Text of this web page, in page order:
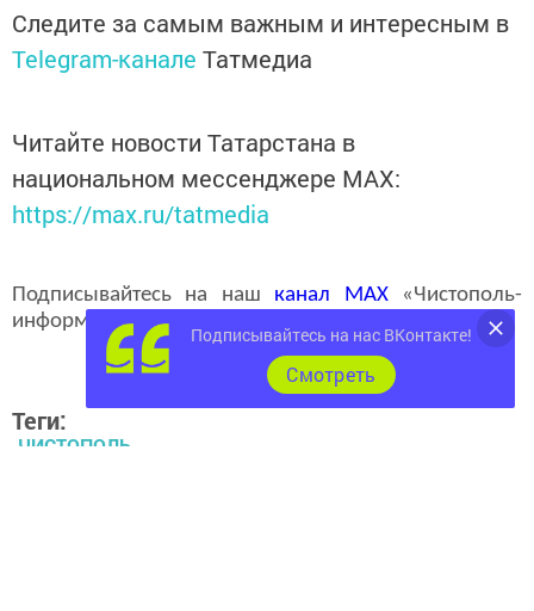
Следите за самым важным и интересным в
Telegram-канале Татмедиа
Читайте новости Татарстана в
национальном мессенджере MАХ:
https://max.ru/tatmedia
Подписывайтесь на наш канал MAX«Чистополь-
информ»
Теги:
ЧИСТОПОЛЬ
Подписывайтесь на нас ВКонтакте!
Cмотреть